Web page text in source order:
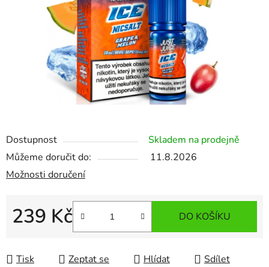
Dostupnost
Skladem na prodejně
Můžeme doručit do:
11.8.2026
Možnosti doručení
239 Kč DO KOŠÍKU
Tisk Zeptat se Hlídat Sdílet